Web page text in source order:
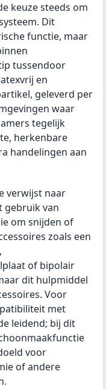
keuze steeds om
Dit
functie, maar
tussendoor
en
geleverd per
waar
tegelijk
herkenbare
handelingen aan
verwijst naar
gebruik van
om snijden of
zoals een
of bipolair
dit hulpmiddel
Voor
met
leidend; bij dit
voor
of andere